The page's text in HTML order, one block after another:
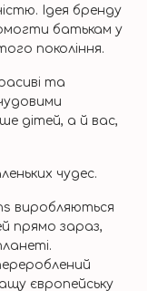
Ідея бренду
батькам у
покоління.
та
дітей, а й вас,
чудес.
виробляються
прямо зараз,
європейську